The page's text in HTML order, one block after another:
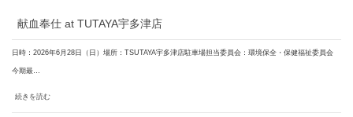
献血奉仕 at TUTAYA宇多津店
日時：2026年6月28日（日）場所：TSUTAYA宇多津店駐車場担当委員会：環境保全・保健福祉委員会
今期最…
続きを読む